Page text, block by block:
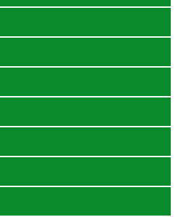
Bewegung
für Dortmunder